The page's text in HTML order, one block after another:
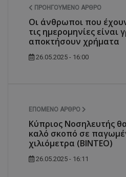
ΠΡΟΗΓΟΎΜΕΝΟ ΆΡΘΡΟ
Οι άνθρωποι που
τις ημερομηνίες είναι
αποκτήσουν χρήματα
26.05.2025 - 16:00
ΕΠΌΜΕΝΟ ΆΡΘΡΟ
Κύπριος Νοσηλευτής
καλό σκοπό σε
χιλιόμετρα (ΒΙΝΤΕΟ)
26.05.2025 - 16:11